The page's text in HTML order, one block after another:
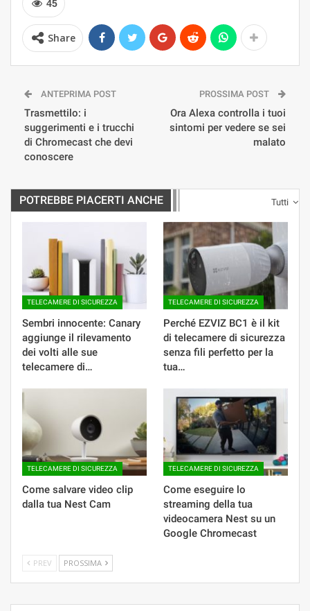
45
Share
ANTEPRIMA POST
Trasmettilo: i
suggerimenti e i trucchi
di Chromecast che devi
conoscere
PROSSIMA POST
Ora Alexa controlla i tuoi
sintomi per vedere se sei
malato
Tutti
POTREBBE PIACERTI ANCHE
TELECAMERE DI SICUREZZA
Sembri innocente: Canary
aggiunge il rilevamento
dei volti alle sue
telecamere di…
TELECAMERE DI SICUREZZA
Perché EZVIZ BC1 è il kit
di telecamere di sicurezza
senza fili perfetto per la
tua…
TELECAMERE DI SICUREZZA
Come salvare video clip
dalla tua Nest Cam
TELECAMERE DI SICUREZZA
Come eseguire lo
streaming della tua
videocamera Nest su un
Google Chromecast
PREV PROSSIMA